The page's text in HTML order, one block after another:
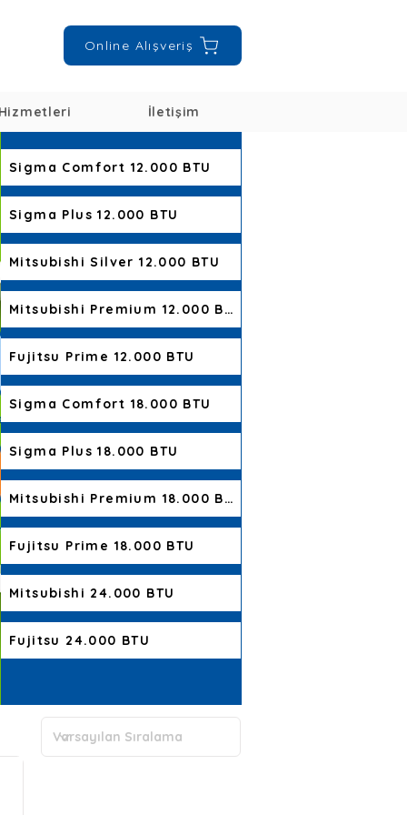
Online Alışveriş
İletişim
Sigma Comfort 12.000 BTU
Sigma Plus 12.000 BTU
Mitsubishi Silver 12.000 BTU
Mitsubishi Premium 12.000 BTU
Fujitsu Prime 12.000 BTU
Sigma Comfort 18.000 BTU
Sigma Plus 18.000 BTU
Mitsubishi Premium 18.000 BTU
Fujitsu Prime 18.000 BTU
Mitsubishi 24.000 BTU
Fujitsu 24.000 BTU